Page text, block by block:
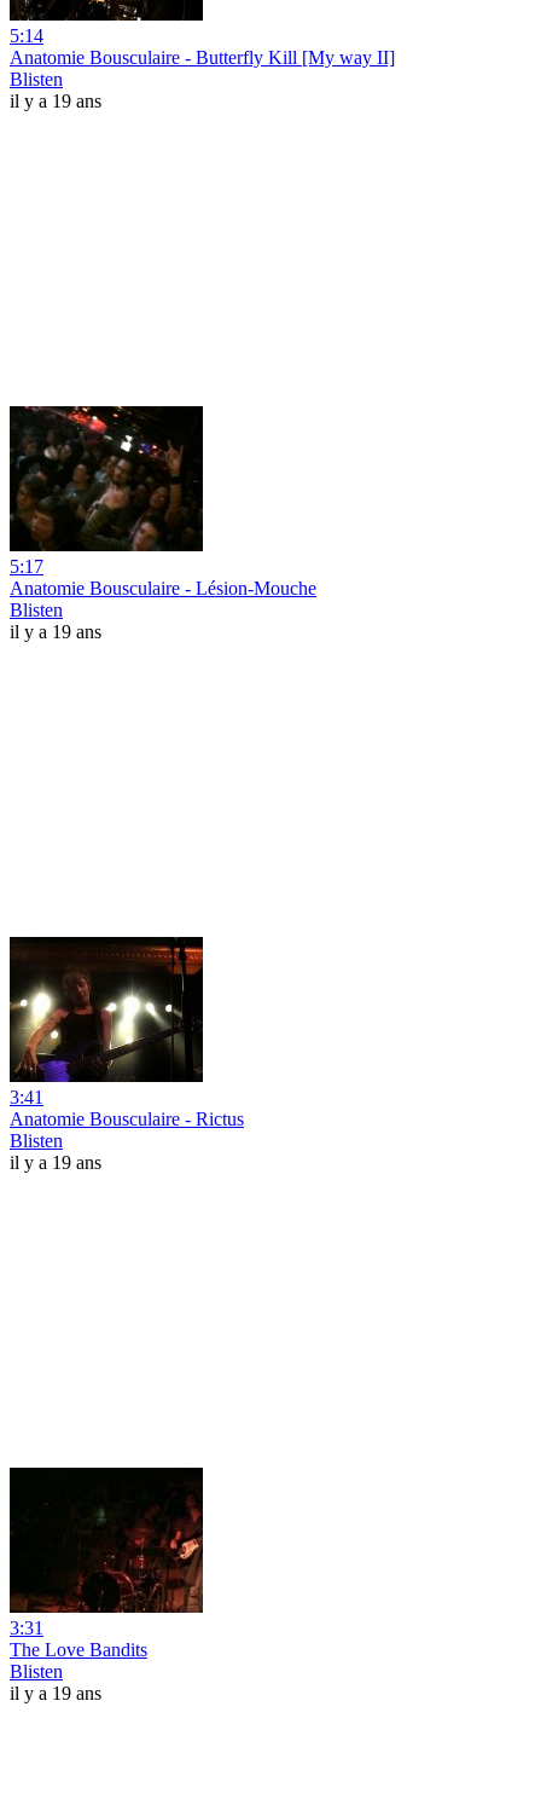
5:14
Anatomie Bousculaire - Butterfly Kill [My way II]
Blisten
il y a 19 ans
5:17
Anatomie Bousculaire - Lésion-Mouche
Blisten
il y a 19 ans
3:41
Anatomie Bousculaire - Rictus
Blisten
il y a 19 ans
3:31
The Love Bandits
Blisten
il y a 19 ans